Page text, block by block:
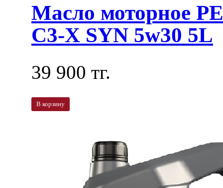
Масло моторное
C3-X SYN 5w30 5L
39 900 тг.
В корзину